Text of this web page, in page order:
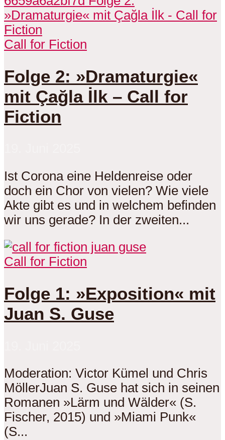
Call for Fiction
Folge 2: »Dramaturgie«
mit Çağla İlk – Call for
Fiction
Ist Corona eine Heldenreise oder
doch ein Chor von vielen? Wie viele
Akte gibt es und in welchem befinden
wir uns gerade? In der zweiten...
Call for Fiction
Folge 1: »Exposition« mit
Juan S. Guse
Moderation: Victor Kümel und Chris
MöllerJuan S. Guse hat sich in seinen
Romanen »Lärm und Wälder« (S.
Fischer, 2015) und »Miami Punk«
(S...